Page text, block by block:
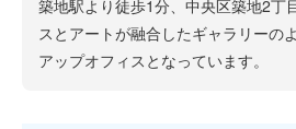
築地駅より徒歩1分、中央区築地2丁
スとアートが融合したギャラリーの
アップオフィスとなっています。